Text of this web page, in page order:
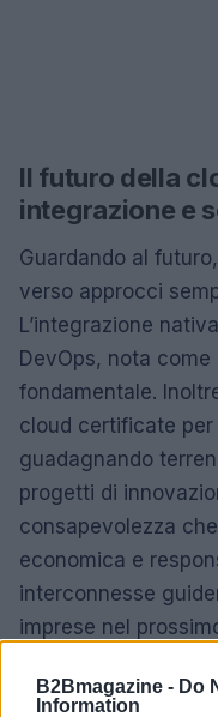
B2Bmagazine - Do
Information
Il futuro della
integrazione e
Guardando al
verso approcci
L’integrazione
DevOps, nota
fondamentale.
cloud certificate
guadagnando
progetti di
consapevolezza
economica e
interconnesse
imprese nel